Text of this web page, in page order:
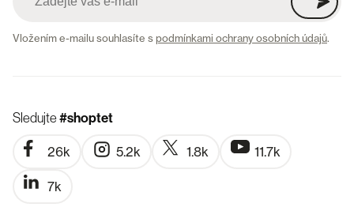
Vložením e-mailu souhlasíte spodmínkami ochrany osobních údajů.
Sledujte#shoptet
26k 5.2k 1.8k 11.7k
7k